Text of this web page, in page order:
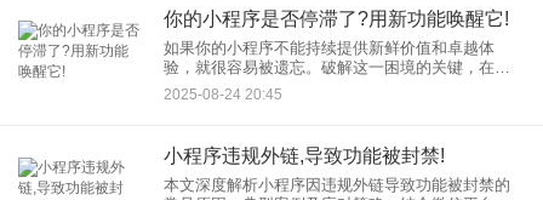
你的小程序是否停滞了?用新功能唤醒它!
如果你的小程序不能持续提供新鲜价值和卓越体
验，就很容易被遗忘。破解这一困境的关键，在于
两大核心：小程序功能的迭代创新与小程序运营策
略的持续优化。 一、诊断：你的小程序为何会“停
2025-08-24 20:45
小程序违规外链,导致功能被封禁!
本文深度解析小程序因违规外链导致功能被封禁的